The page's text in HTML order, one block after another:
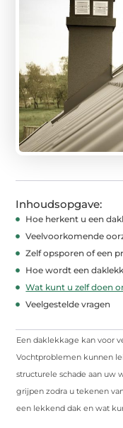
Inhoudsopgave:
Hoe herkent u een
Veelvoorkomende
Zelf opsporen of een
Hoe wordt een
Wat kunt u zelf doen
Veelgestelde vragen
Een daklekkage kan voor
Vochtproblemen kunnen
structurele schade aan uw
grijpen zodra u tekenen
een lekkend dak en wat